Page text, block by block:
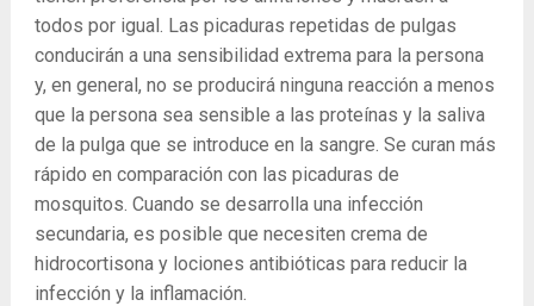
todos por igual. Las picaduras repetidas de pulgas
conducirán a una sensibilidad extrema para la persona
y, en general, no se producirá ninguna reacción a menos
que la persona sea sensible a las proteínas y la saliva
de la pulga que se introduce en la sangre. Se curan más
rápido en comparación con las picaduras de
mosquitos. Cuando se desarrolla una infección
secundaria, es posible que necesiten crema de
hidrocortisona y lociones antibióticas para reducir la
infección y la inflamación.